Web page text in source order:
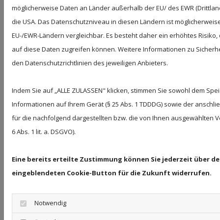
und waren im Zeitpunkt der Linksetzung frei von
rechtswidrigen Inhalten. Eine ständige inhaltliche
Überprüfung der externen Links ist ohne konkrete
Anhaltspunkte einer Rechtsverletzung nicht möglich.
Webseiten Dritter, die außerhalb unseres
Verantwortungsbereichs liegen, würde eine
Haftungsverpflichtung ausschließlich in dem Fall nur
bestehen, wenn wir von den Inhalten Kenntnis
wäre, die Nutzung im Falle rechtswidriger Inhalte zu
verhindern.
Werden uns Rechtsverletzungen bekannt, werden die
externen Links durch uns unverzüglich entfernt.
möglicherweise Daten an Länder außerhalb der EU/ des EWR
die USA. Das Datenschutzniveau in diesen Ländern ist
EU-/EWR-Ländern vergleichbar. Es besteht daher ein erhöhtes
auf diese Daten zugreifen können. Weitere Informationen zu
den Datenschutzrichtlinien des jeweiligen Anbieters.
Indem Sie auf „ALLE ZULASSEN" klicken, stimmen Sie sowohl dem
Informationen auf Ihrem Gerät (§ 25 Abs. 1 TDDDG) sowie der
für die nachfolgend dargestellten bzw. die von Ihnen ausgewählten
6 Abs. 1 lit. a. DSGVO).
Eine bereits erteilte Zustimmung können Sie jederzeit über
eingeblendeten Cookie-Button für die Zukunft widerrufen.
Notwendig